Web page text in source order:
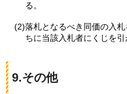
る。
(2)落札となるべき同価の入
ちに当該入札者にくじを引
9.その他